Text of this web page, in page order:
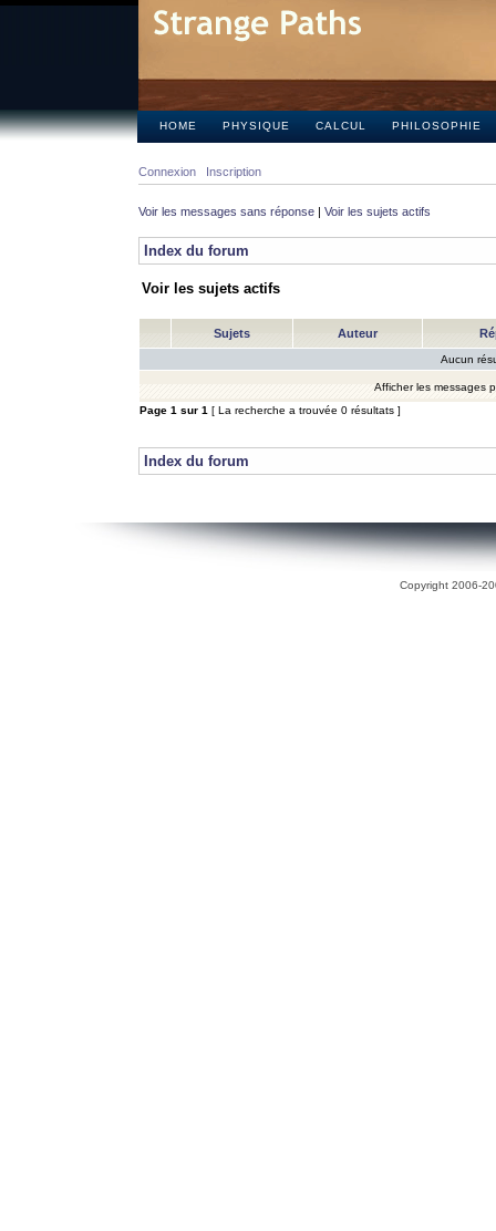
HOME PHYSIQUE CALCUL PHILOSOPHIE
Connexion Inscription
Voir les messages sans réponse | Voir les sujets actifs
Index du forum
Voir les sujets actifs
Sujets Auteur
Aucun
Afficher les messages
Page 1 sur 1 [ La recherche a trouvée 0 résultats ]
Index du forum
Copyright 2006-